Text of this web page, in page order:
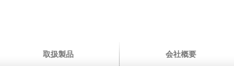
取扱製品 会社概要